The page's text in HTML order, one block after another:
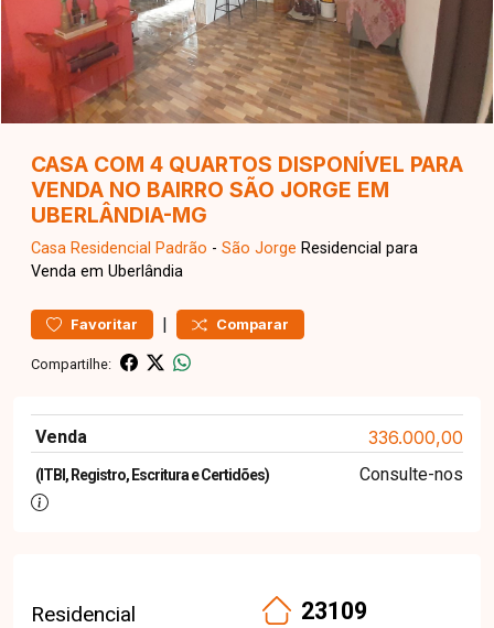
CASA COM 4 QUARTOS DISPONÍVEL PARA
VENDA NO BAIRRO SÃO JORGE EM
UBERLÂNDIA-MG
Casa Residencial Padrão - São Jorge Residencial para
Venda em Uberlândia
Favoritar | Comparar
Compartilhe:
Venda 336.000,00
(ITBI, Registro, Escritura e Certidões) Consulte-nos
Residencial 23109